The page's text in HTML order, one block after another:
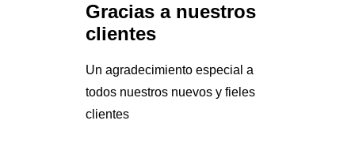
Gracias a nuestros
clientes
Un agradecimiento especial a
todos nuestros nuevos y fieles
clientes